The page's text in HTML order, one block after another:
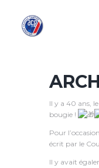
Il y a 40 ans,
bougie !
Pour
écrit par le
Il y avait